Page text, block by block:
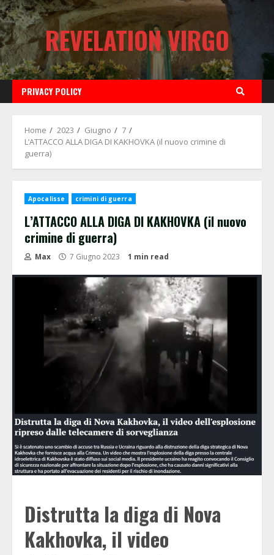
Skip
to
content
REVELATION VIRGO
PRIVACY POLICY
Home 2023 Giugno
7
L’ATTACCO ALLA DIGA DI KAKHOVKA (il nuovo crimine di
guerra)
Apocalisse crimini di guerra
L’ATTACCO ALLA DIGA DI KAKHOVKA (il nuovo
crimine di guerra)
Max 7 Giugno 2023 1 min read
Distrutta la diga di Nova
Kakhovka, il video